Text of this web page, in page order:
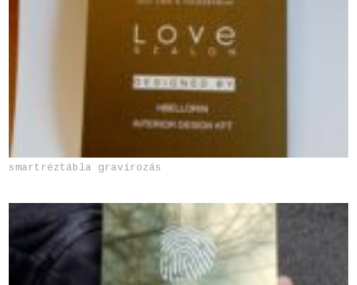
smartréztábla gravírozás